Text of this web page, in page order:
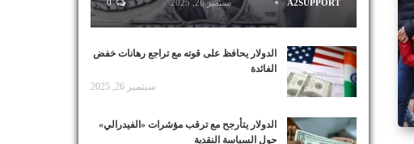
A2SUPPORT سبتمبر 26, 2025 0
الدولار يحافظ على قوته مع تراجع رهانات خفض
الفائدة
سبتمبر 26, 2025
الدولار يتأرجح مع ترقب مؤشرات «الفيدرالي»
حول السياسة النقدية